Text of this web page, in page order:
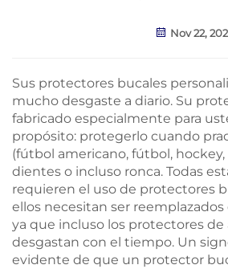
Nov 22,
Sus protectores bucales
mucho desgaste a diario. Su
fabricado especialmente para
propósito: protegerlo cuando
(fútbol americano, fútbol, hockey,
dientes o incluso ronca. Todas
requieren el uso de protectores
ellos necesitan ser
ya que incluso los protectores de
desgastan con el tiempo. Un
evidente de que un protector